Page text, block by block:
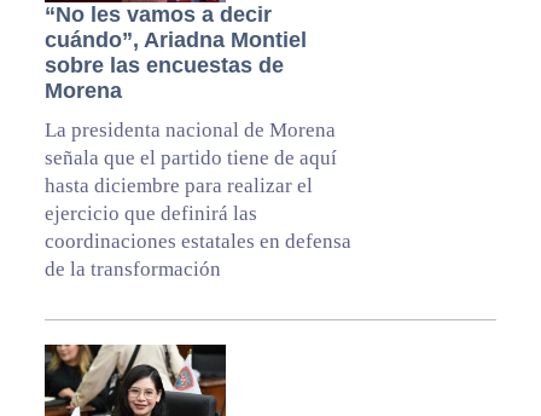
“No les vamos a decir
cuándo”, Ariadna Montiel
sobre las encuestas de
Morena
La presidenta nacional de Morena
señala que el partido tiene de aquí
hasta diciembre para realizar el
ejercicio que definirá las
coordinaciones estatales en defensa
de la transformación